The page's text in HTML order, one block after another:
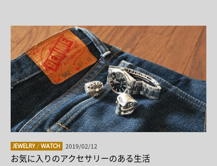
JEWELRY /WATCH 2019/02/12
お気に入りのアクセサリーのある生活